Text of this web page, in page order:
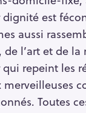
est
aussi
l’art et de la
repeint les
Toutes